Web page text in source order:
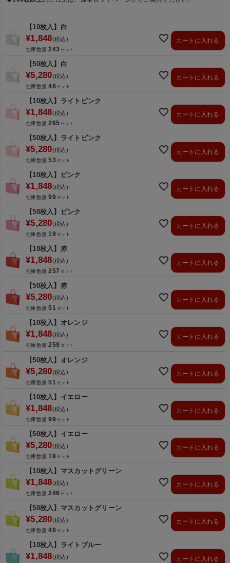
【10枚入】白
¥1,848 税込
在庫数量 243
カートに入れる
【50枚入】白
¥5,280 税込
在庫数量 48
カートに入れる
【10枚入】ライトピンク
¥1,848 税込
在庫数量 265
カートに入れる
【50枚入】ライトピンク
¥5,280 税込
在庫数量 53
カートに入れる
【10枚入】ピンク
¥1,848 税込
在庫数量 99
カートに入れる
【50枚入】ピンク
¥5,280 税込
在庫数量 19
カートに入れる
【10枚入】赤
¥1,848 税込
在庫数量 257
カートに入れる
【50枚入】赤
¥5,280 税込
在庫数量 51
カートに入れる
【10枚入】オレンジ
¥1,848 税込
在庫数量 259
カートに入れる
【50枚入】オレンジ
¥5,280 税込
在庫数量 51
カートに入れる
【10枚入】イエロー
¥1,848 税込
在庫数量 99
カートに入れる
【50枚入】イエロー
¥5,280 税込
在庫数量 19
カートに入れる
【10枚入】マスカットグリーン
¥1,848 税込
在庫数量 246
カートに入れる
【50枚入】マスカットグリーン
¥5,280 税込
在庫数量 49
カートに入れる
【10枚入】ライトブルー
¥1,848 税込 カートに入れる